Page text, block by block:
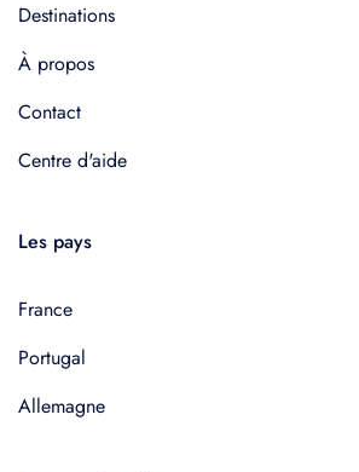
Destinations
À propos
Contact
Centre d'aide
Les pays
France
Portugal
Allemagne